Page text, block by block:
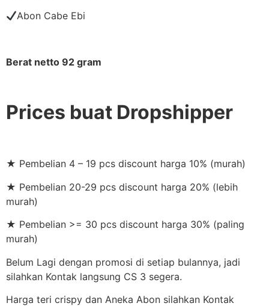
Abon Cabe Ebi
Berat netto 92 gram
Prices buat Dropshipper
★ Pembelian 4 – 19 pcs discount harga 10% (murah)
★ Pembelian 20-29 pcs discount harga 20% (lebih
murah)
★ Pembelian >= 30 pcs discount harga 30% (paling
murah)
Belum Lagi dengan promosi di setiap bulannya, jadi
silahkan Kontak langsung CS 3 segera.
Harga teri crispy dan Aneka Abon silahkan Kontak